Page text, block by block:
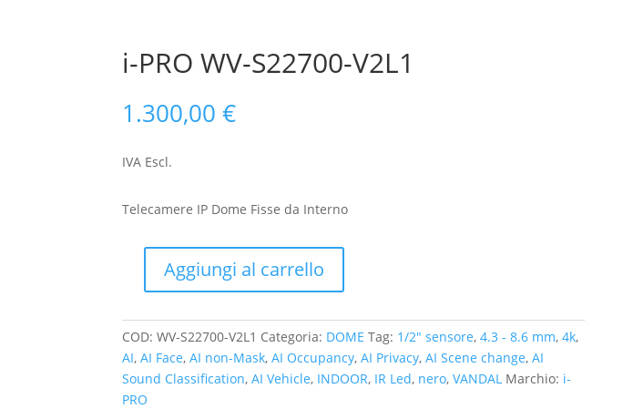
i-PRO WV-S22700-V2L1
1.300,00€
IVA Escl.
Telecamere IP Dome Fisse da Interno
WV-
S22700-
V2L1
quantità
Aggiungi al carrello
COD: WV-S22700-V2L1 Categoria: DOME Tag: 1/2" sensore,4.3 - 8.6 mm,4k,
AI,AI Face,AI non-Mask,AI Occupancy,AI Privacy,AI Scene change,AI
Sound Classification,AI Vehicle, INDOOR, IR Led, nero,VANDAL Marchio: i-
PRO